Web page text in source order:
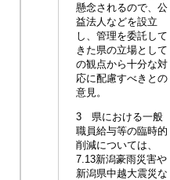
懸念されるので、公
益法人などを設立
し、管理を委託して
きた県の立場として
の観点から十分な対
応に配慮すべきとの
意見。
3 県における一般
職員給与等の臨時的
削減については、
7.13新潟豪雨災害や
新潟県中越大震災な